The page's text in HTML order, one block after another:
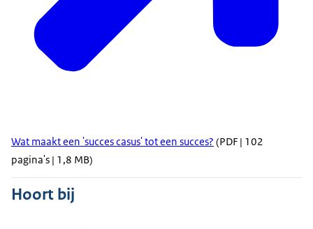
Wat maakt een 'succes casus' tot een succes? (PDF | 102
pagina's | 1,8 MB)
Hoort bij